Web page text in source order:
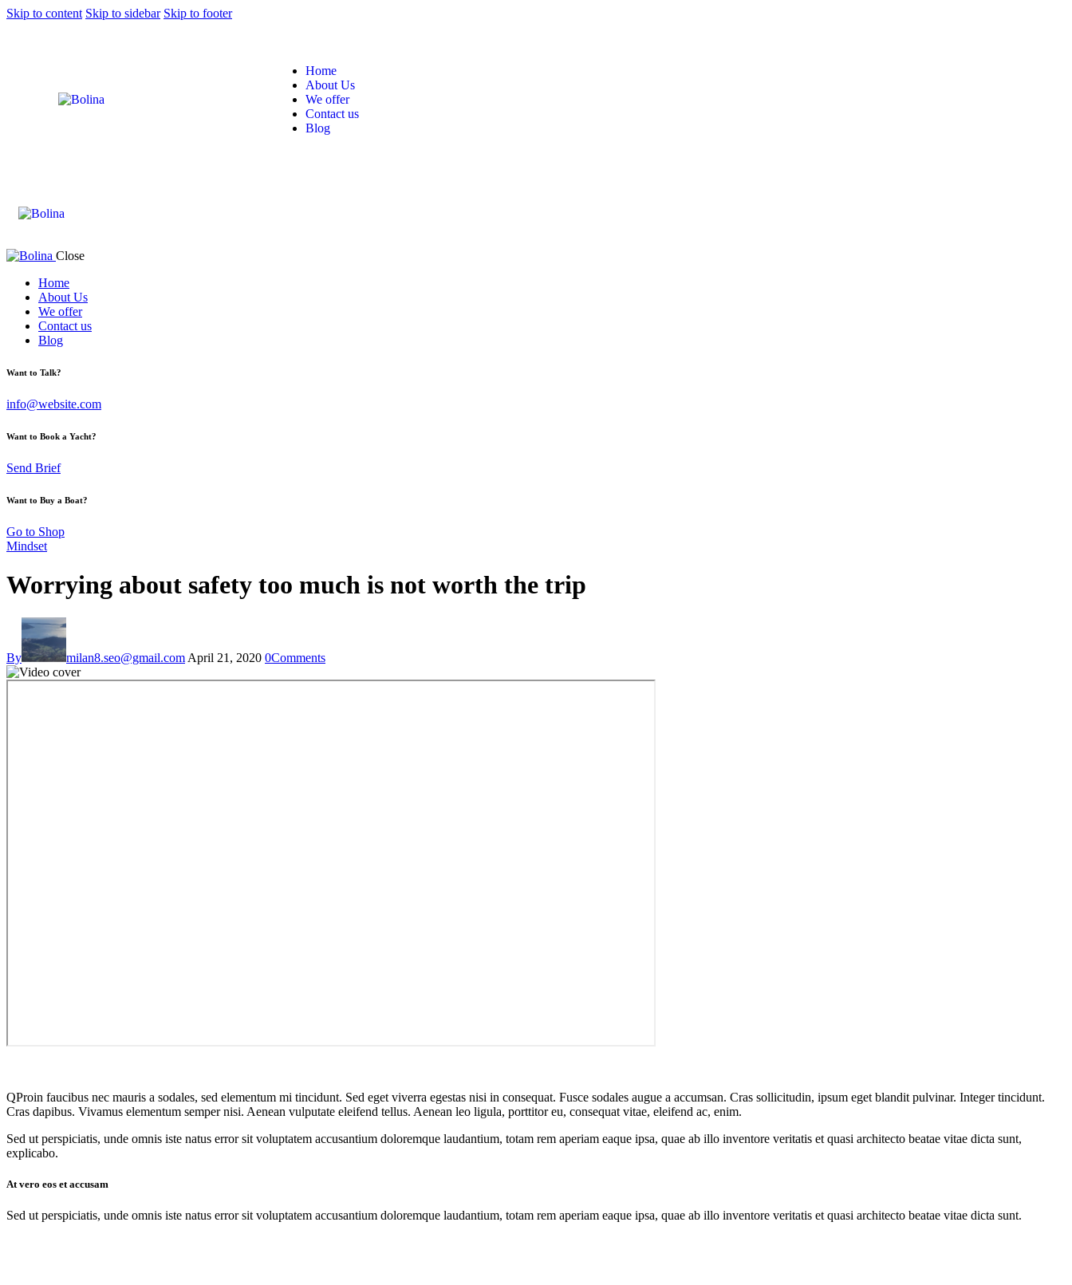
Skip to content Skip to sidebar Skip to footer
Home
About Us
We offer
Contact us
Blog
Close
Home
About Us
We offer
Contact us
Blog
Want to Talk?
info@website.com
Want to Book a Yacht?
Send Brief
Want to Buy a Boat?
Go to Shop
Mindset
Worrying about safety too much is not worth the trip
By milan8.seo@gmail.com April 21, 2020 0Comments
QProin faucibus nec mauris a sodales, sed elementum mi tincidunt. Sed eget viverra egestas nisi in consequat. Fusce sodales augue a accumsan. Cras sollicitudin, ipsum eget blandit pulvinar. Integer tincidunt.
Cras dapibus. Vivamus elementum semper nisi. Aenean vulputate eleifend tellus. Aenean leo ligula, porttitor eu, consequat vitae, eleifend ac, enim.
Sed ut perspiciatis, unde omnis iste natus error sit voluptatem accusantium doloremque laudantium, totam rem aperiam eaque ipsa, quae ab illo inventore veritatis et quasi architecto beatae vitae dicta sunt,
explicabo.
At vero eos et accusam
Sed ut perspiciatis, unde omnis iste natus error sit voluptatem accusantium doloremque laudantium, totam rem aperiam eaque ipsa, quae ab illo inventore veritatis et quasi architecto beatae vitae dicta sunt.